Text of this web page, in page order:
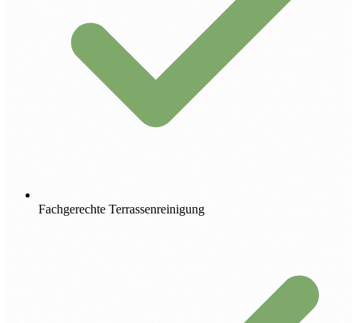
Fachgerechte Terrassenreinigung